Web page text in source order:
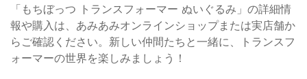
「もちぼっつ トランスフォーマー ぬいぐるみ」の詳細情
報や購入は、あみあみオンラインショップまたは実店舗か
らご確認ください。新しい仲間たちと一緒に、トランスフ
ォーマーの世界を楽しみましょう！